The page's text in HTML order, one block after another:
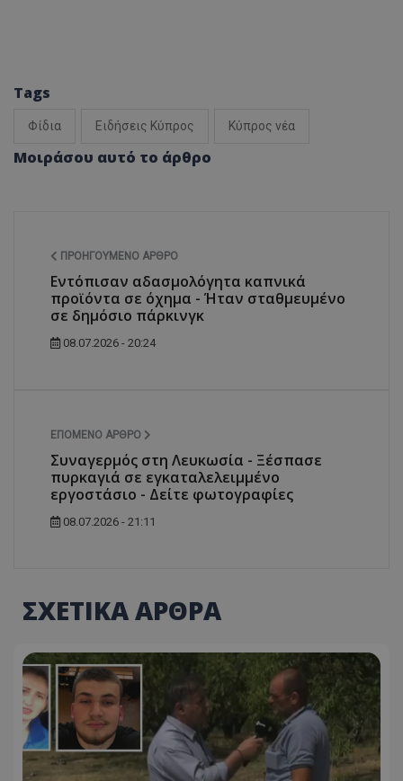
Tags
Φίδια Ειδήσεις Κύπρος Κύπρος νέα
Μοιράσου αυτό το άρθρο
ΠΡΟΗΓΟΎΜΕΝΟ ΆΡΘΡΟ
Εντόπισαν αδασμολόγητα καπνικά
προϊόντα σε όχημα - Ήταν σταθμευμένο
σε δημόσιο πάρκινγκ
08.07.2026 - 20:24
ΕΠΌΜΕΝΟ ΆΡΘΡΟ
Συναγερμός στη Λευκωσία - Ξέσπασε
πυρκαγιά σε εγκαταλελειμμένο
εργοστάσιο - Δείτε φωτογραφίες
08.07.2026 - 21:11
ΣΧΕΤΙΚΑ ΑΡΘΡΑ